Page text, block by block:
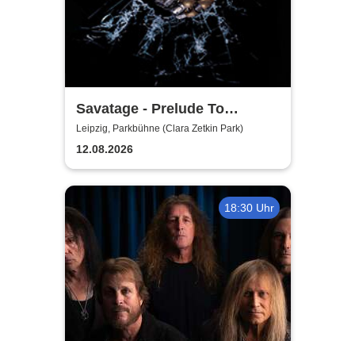
Savatage - Prelude To
Madness - Summer Tour 2026
Leipzig, Parkbühne (Clara Zetkin Park)
12.08.2026
18:30 Uhr